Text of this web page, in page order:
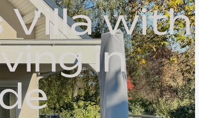
Villa with
ving in
e